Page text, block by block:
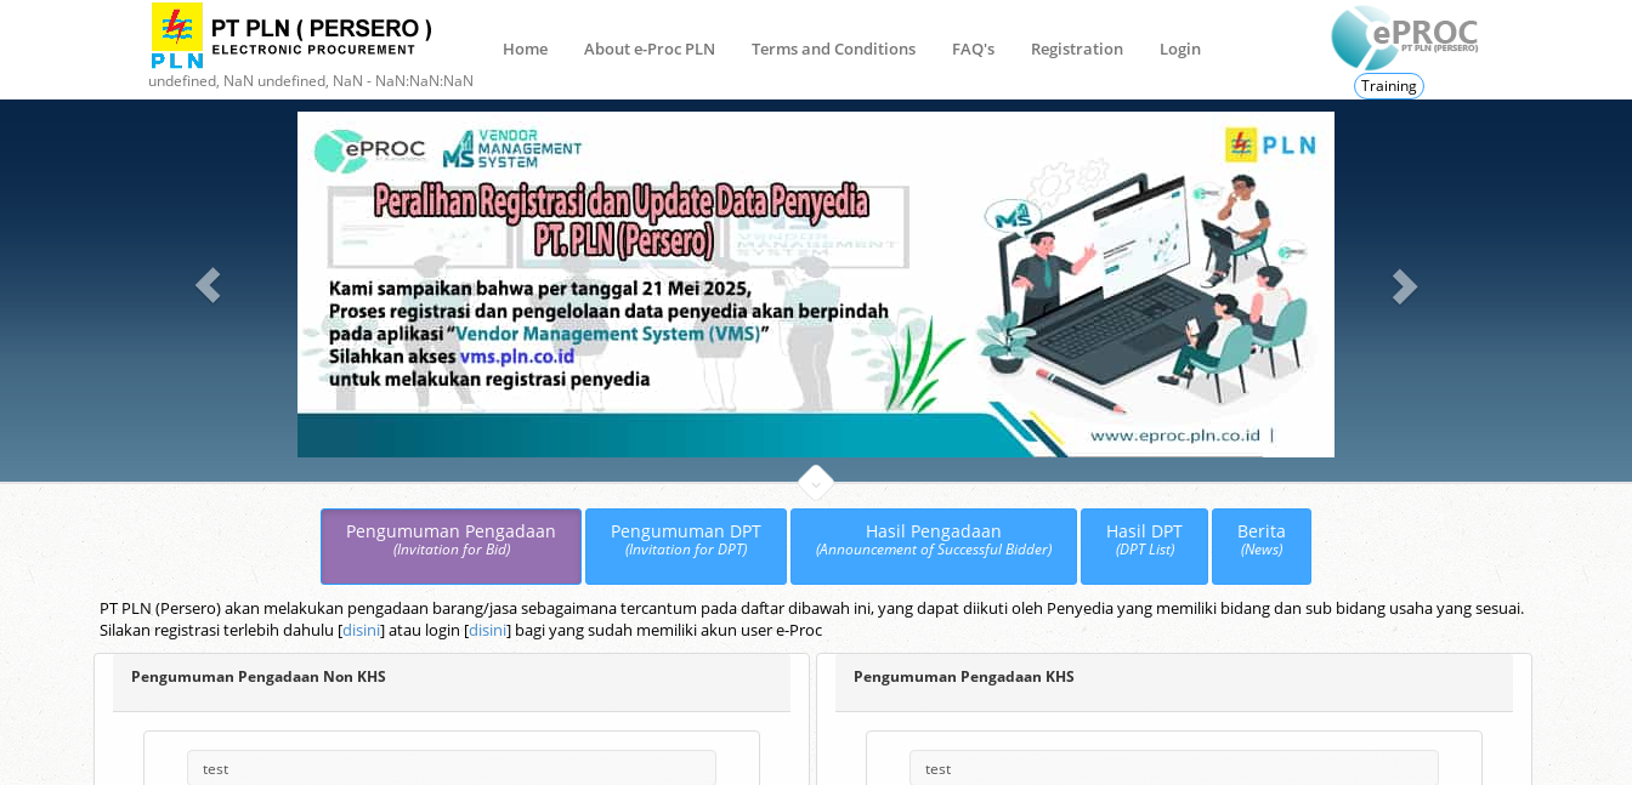
undefined, NaN undefined, NaN - NaN:NaN:NaN Training
Home About e-Proc PLN Terms and Conditions FAQ's Registration Login
Pengumuman Pengadaan
(Invitation for Bid)
Pengumuman DPT
(Invitation for DPT)
Hasil Pengadaan
(Announcement of Successful Bidder)
Hasil DPT
(DPT List)
Berita
(News)
PT PLN (Persero) akan melakukan pengadaan barang/jasa sebagaimana tercantum pada daftar dibawah ini, yang dapat diikuti oleh Penyedia yang memiliki bidang dan sub bidang usaha yang sesuai.
Silakan registrasi terlebih dahulu [disini] atau login [disini] bagi yang sudah memiliki akun user e-Proc
Pengumuman Pengadaan Non KHS Pengumuman Pengadaan KHS